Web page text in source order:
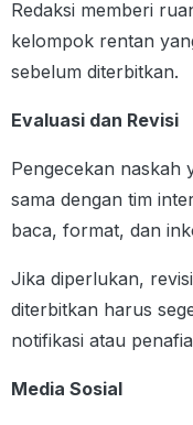
Redaksi memberi
kelompok rentan
sebelum diterbitkan.
Evaluasi dan Revisi
Pengecekan naskah
sama dengan tim
baca, format, dan
Jika diperlukan,
diterbitkan harus
notifikasi atau
Media Sosial